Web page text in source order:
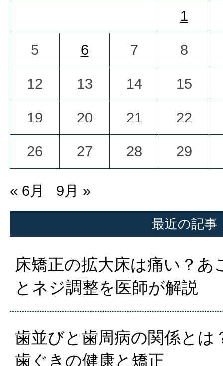
1
5 6 7 8
12 13 14 15
19 20 21 22
26 27 28 29
« 6月 9月 »
最近の記事
床矯正の拡大床は痛い？あ
とネジ調整を医師が解説
歯並びと歯周病の関係とは
歯ぐきの健康と矯正